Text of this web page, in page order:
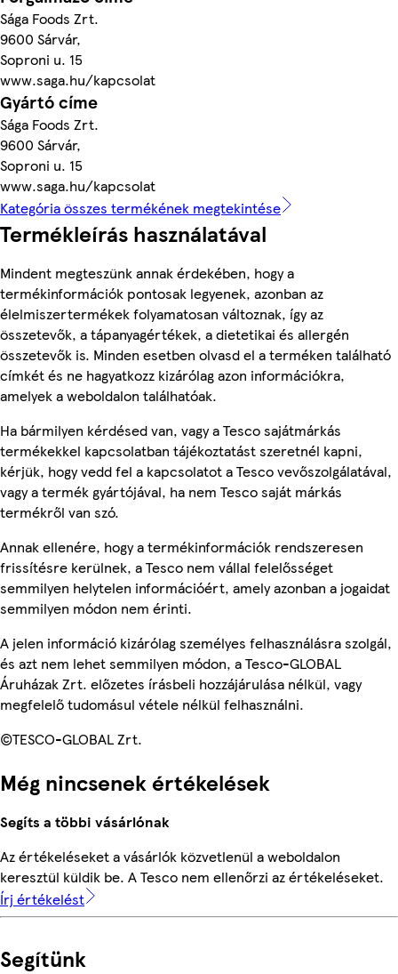
Sága Foods Zrt.
9600 Sárvár,
Soproni u. 15
www.saga.hu/kapcsolat
Gyártó címe
Sága Foods Zrt.
9600 Sárvár,
Soproni u. 15
www.saga.hu/kapcsolat
Kategória összes termékének megtekintése
Termékleírás használatával
Mindent megteszünk annak érdekében, hogy a
termékinformációk pontosak legyenek, azonban az
élelmiszertermékek folyamatosan változnak, így az
összetevők, a tápanyagértékek, a dietetikai és allergén
összetevők is. Minden esetben olvasd el a terméken található
címkét és ne hagyatkozz kizárólag azon információkra,
amelyek a weboldalon találhatóak.
Ha bármilyen kérdésed van, vagy a Tesco sajátmárkás
termékekkel kapcsolatban tájékoztatást szeretnél kapni,
kérjük, hogy vedd fel a kapcsolatot a Tesco vevőszolgálatával,
vagy a termék gyártójával, ha nem Tesco saját márkás
termékről van szó.
Annak ellenére, hogy a termékinformációk rendszeresen
frissítésre kerülnek, a Tesco nem vállal felelősséget
semmilyen helytelen információért, amely azonban a jogaidat
semmilyen módon nem érinti.
A jelen információ kizárólag személyes felhasználásra szolgál,
és azt nem lehet semmilyen módon, a Tesco-GLOBAL
Áruházak Zrt. előzetes írásbeli hozzájárulása nélkül, vagy
megfelelő tudomásul vétele nélkül felhasználni.
©TESCO-GLOBAL Zrt.
Még nincsenek értékelések
Segíts a többi vásárlónak
Az értékeléseket a vásárlók közvetlenül a weboldalon
keresztül küldik be. A Tesco nem ellenőrzi az értékeléseket.
Írj értékelést
Segítünk